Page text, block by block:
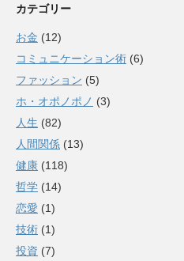
カテゴリー
お金 (12)
コミュニケーション術 (6)
ファッション (5)
ホ・オポノポノ (3)
人生 (82)
人間関係 (13)
健康 (118)
哲学 (14)
恋愛 (1)
技術 (1)
投資 (7)